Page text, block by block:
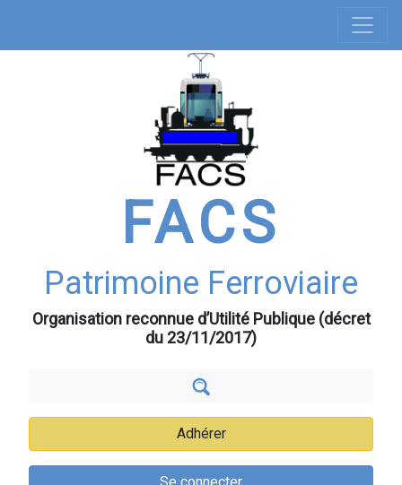
contenu
FACS
Patrimoine Ferroviaire
Organisation reconnue d’Utilité Publique (décret
du 23/11/2017)
Adhérer
principale